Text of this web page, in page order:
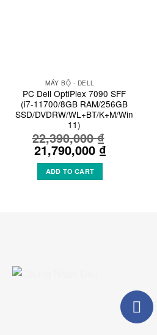
MÁY BỘ - DELL
PC Dell OptiPlex 7090 SFF
(i7-11700/8GB RAM/256GB
SSD/DVDRW/WL+BT/K+M/Win
11)
22,390,000₫
Original
price
was:
22,390,000 ₫.
21,790,000₫Current
price
ADD TO CART